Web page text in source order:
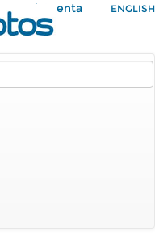
Mi Cuenta ENGLISH